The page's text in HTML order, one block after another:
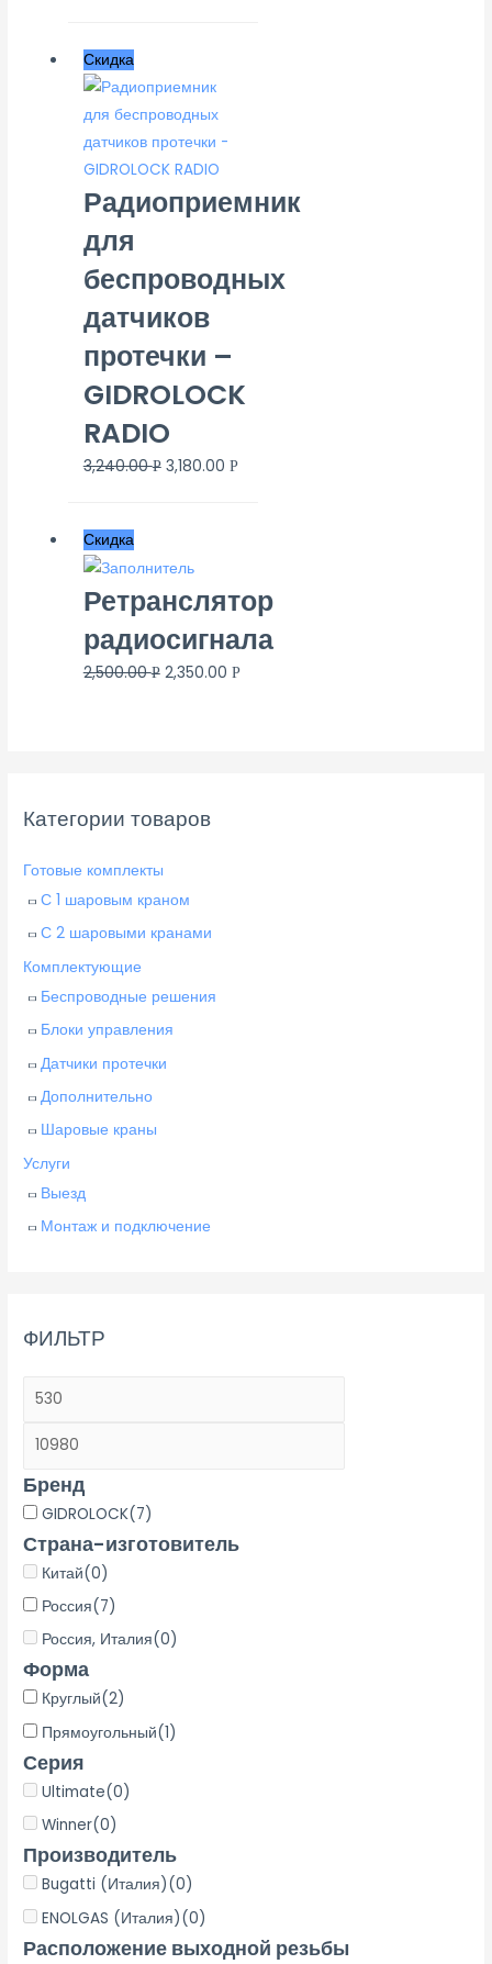
Категории товаров
Готовые комплекты
С 1 шаровым краном
С 2 шаровыми кранами
Комплектующие
Беспроводные решения
Блоки управления
Датчики протечки
Дополнительно
Шаровые краны
Услуги
Выезд
Монтаж и подключение
ФИЛЬТР
Бренд
GIDROLOCK(7)
Страна-изготовитель
Китай(0)
Россия(7)
Россия, Италия(0)
Форма
Круглый(2)
Прямоугольный(1)
Серия
Ultimate(0)
Winner(0)
Производитель
Bugatti (Италия)(0)
ENOLGAS (Италия)(0)
Расположение выходной резьбы
Скидка
Радиоприемник
для
беспроводных
датчиков
протечки –
GIDROLOCK
RADIO
3,240.00Р 3,180.00 Р
Скидка
Ретранслятор
радиосигнала
2,500.00Р 2,350.00 Р